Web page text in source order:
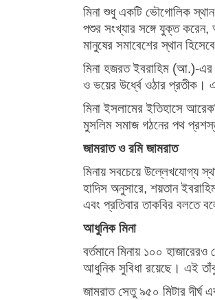
মিনা শুধু একটি ভৌগোলিক
পশুর সংখ্যার সঙ্গে যুক্ত
মানুষের সমাবেশের স্থান
মিনা হজরত ইবরাহিম (আ.)-এর
ও ভয়ের উর্ধ্বে ওঠার প্রতীক।
মিনা ইসলামের ইতিহাসে
মুসলিম সমাজ গঠনের পথ
জামরাত ও রমি জামরাত
মিনায় সবচেয়ে উল্লেখযোগ্য
হাদিস অনুসারে, শয়তান
এবং প্রতিবার তাকবির বলতে
আধুনিক মিনা
বর্তমানে মিনায় ১০০
আধুনিক সুবিধা রয়েছে। এই
জামরাত সেতু ৯৫০ মিটার দীর্ঘ